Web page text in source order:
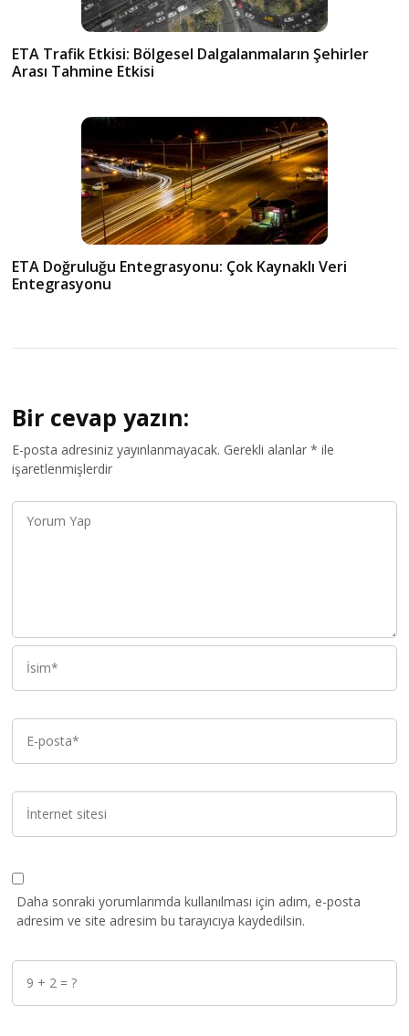
ETA Trafik Etkisi: Bölgesel Dalgalanmaların Şehirler
Arası Tahmine Etkisi
ETA Doğruluğu Entegrasyonu: Çok Kaynaklı Veri
Entegrasyonu
Bir cevap yazın:
E-posta adresiniz yayınlanmayacak. Gerekli alanlar* ile
işaretlenmişlerdir
Daha sonraki yorumlarımda kullanılması için adım, e-posta
adresim ve site adresim bu tarayıcıya kaydedilsin.